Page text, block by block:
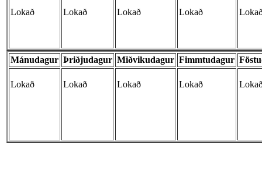
Lokað Lokað Lokað Lokað
Mánudagur Þriðjudagur Miðvikudagur Fimmtudagur
Lokað Lokað Lokað Lokað